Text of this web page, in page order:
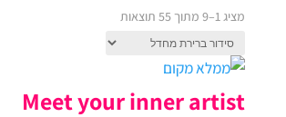
מציג 1–9 מתוך 55 תוצאות
Meet your inner artist